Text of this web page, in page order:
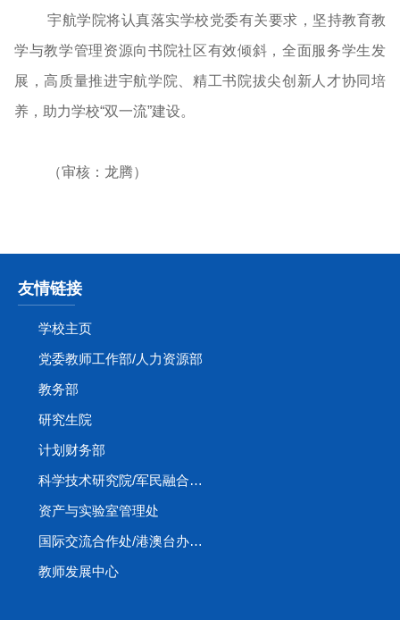
宇航学院将认真落实学校党委有关要求，坚持教育教
学与教学管理资源向书院社区有效倾斜，全面服务学生发
展，高质量推进宇航学院、精工书院拔尖创新人才协同培
养，助力学校“双一流”建设。
（审核：龙腾）
友情链接
学校主页
党委教师工作部/人力资源部
教务部
研究生院
计划财务部
科学技术研究院/军民融合创新研究院
资产与实验室管理处
国际交流合作处/港澳台办公室
教师发展中心